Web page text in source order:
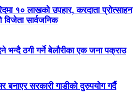
१० लाखको उपहार, करदाता प्रोत्साहन
विजेता सार्वजनिक
भन्दै ठगी गर्ने बेलौरीका एक जना पक्राउ
बनाएर सरकारी गाडीको दुरुपयोग गर्दै